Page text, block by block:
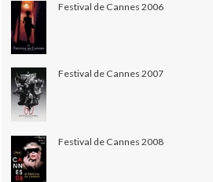
Festival de Cannes 2006
Festival de Cannes 2007
Festival de Cannes 2008